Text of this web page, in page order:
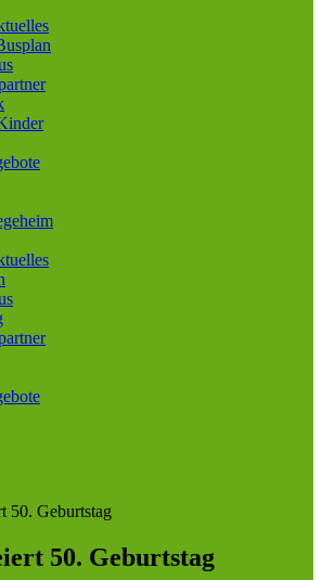
50. Geburtstag
50. Geburtstag